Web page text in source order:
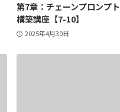
第7章：チェーンプロンプト
構築講座【7-10】
2025年4月30日